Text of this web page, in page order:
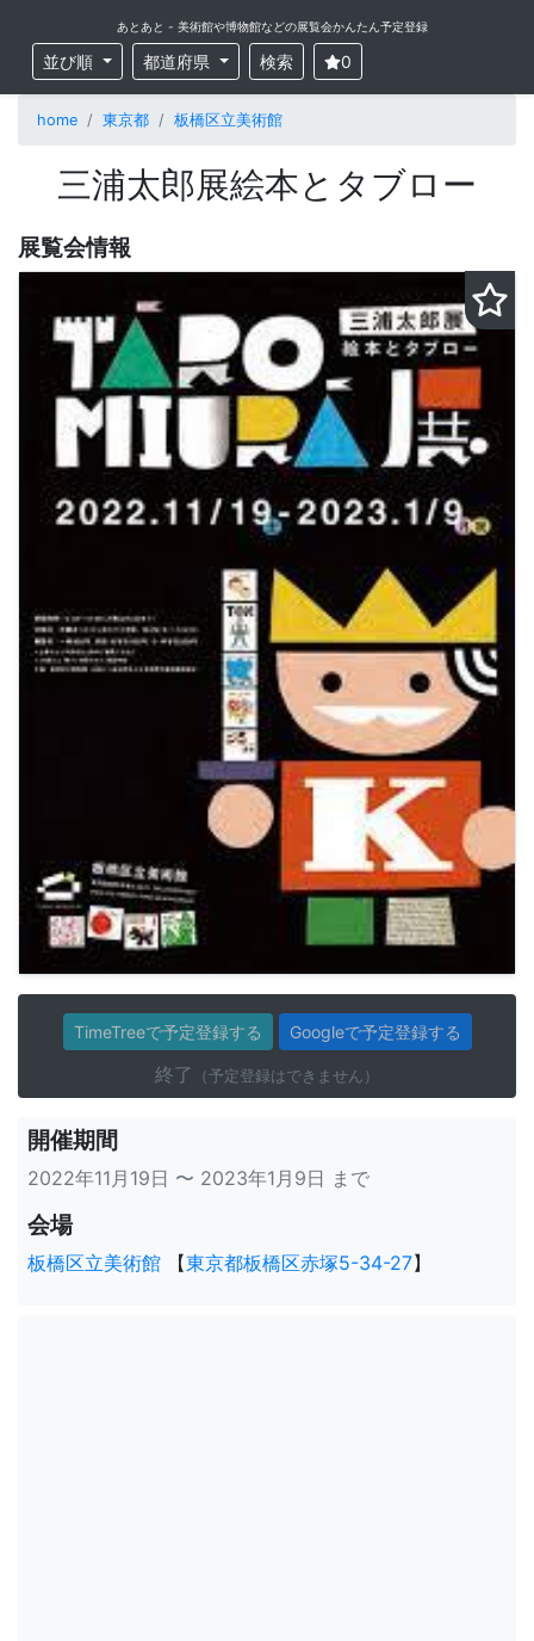
あとあと - 美術館や博物館などの展覧会かんたん予定登録
並び順 都道府県 検索 0
home 東京都 板橋区立美術館
三浦太郎展絵本とタブロー
展覧会情報
TimeTreeで予定登録する Googleで予定登録する
終了 （予定登録はできません）
開催期間
2022年11月19日 〜 2023年1月9日 まで
会場
板橋区立美術館 【東京都板橋区赤塚5-34-27】